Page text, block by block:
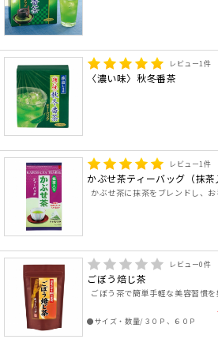
レビュー1件
〈濃い味〉秋冬番茶
レビュー1件
かぶせ茶ティーバッグ（抹茶
かぶせ茶に抹茶をブレンドし、
レビュー0件
ごぼう焙じ茶
ごぼう茶で簡単手軽な美容習慣を
●サイズ・数量/３０Ｐ、６０Ｐ